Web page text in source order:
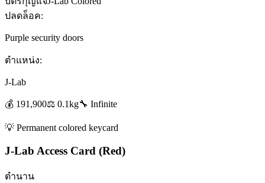
ปลดล็อค:
Purple security doors
ตำแหน่ง:
J-Lab
💰 191,900⚖️ 0.1kg🔧 Infinite
💡 Permanent colored keycard
J-Lab Access Card (Red)
ตำนาน